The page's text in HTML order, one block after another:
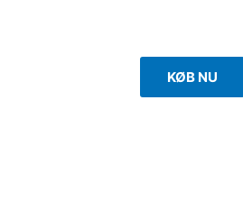
KØB NU